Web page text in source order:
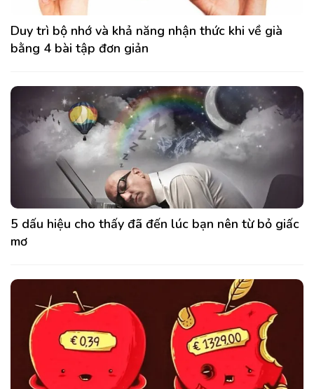
Duy trì bộ nhớ và khả năng nhận thức khi về già
bằng 4 bài tập đơn giản
5 dấu hiệu cho thấy đã đến lúc bạn nên từ bỏ giấc
mơ